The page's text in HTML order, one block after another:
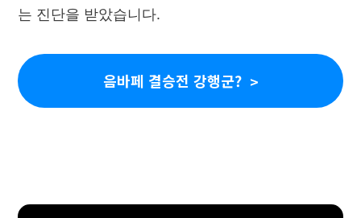
는 진단을 받았습니다.
음바페 결승전 강행군?